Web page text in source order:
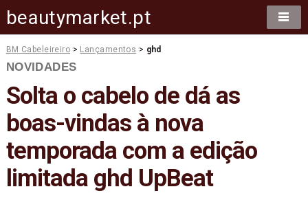
beautymarket.pt
BM Cabeleireiro > Lançamentos > ghd
NOVIDADES
Solta o cabelo de dá as
boas-vindas à nova
temporada com a edição
limitada ghd UpBeat